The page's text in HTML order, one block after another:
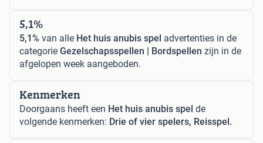
5,1%
5,1% van alle Het huis anubis spel advertenties in de
categorie Gezelschapsspellen | Bordspellen zijn in de
afgelopen week aangeboden.
Kenmerken
Doorgaans heeft een Het huis anubis spel de
volgende kenmerken: Drie of vier spelers, Reisspel.